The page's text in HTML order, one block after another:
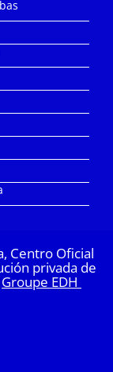
Centro Oficial
privada de
Groupe EDH